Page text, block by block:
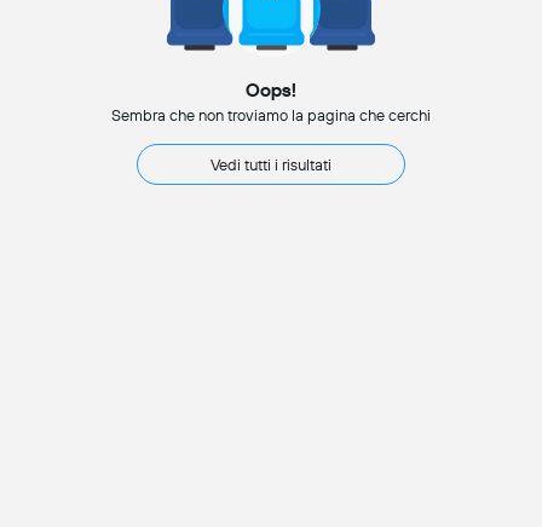
Oops!
Sembra che non troviamo la pagina che cerchi
Vedi tutti i risultati